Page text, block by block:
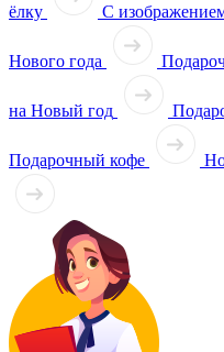
ёлку С
Нового года
на Новый год
Подарочный кофе